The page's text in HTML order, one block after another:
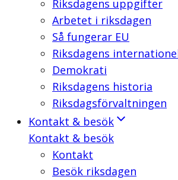
Riksdagens uppgifter
Arbetet i riksdagen
Så fungerar EU
Riksdagens
Demokrati
Riksdagens historia
Riksdagsförvaltningen
Kontakt & besök
Kontakt & besök
Kontakt
Besök riksdagen